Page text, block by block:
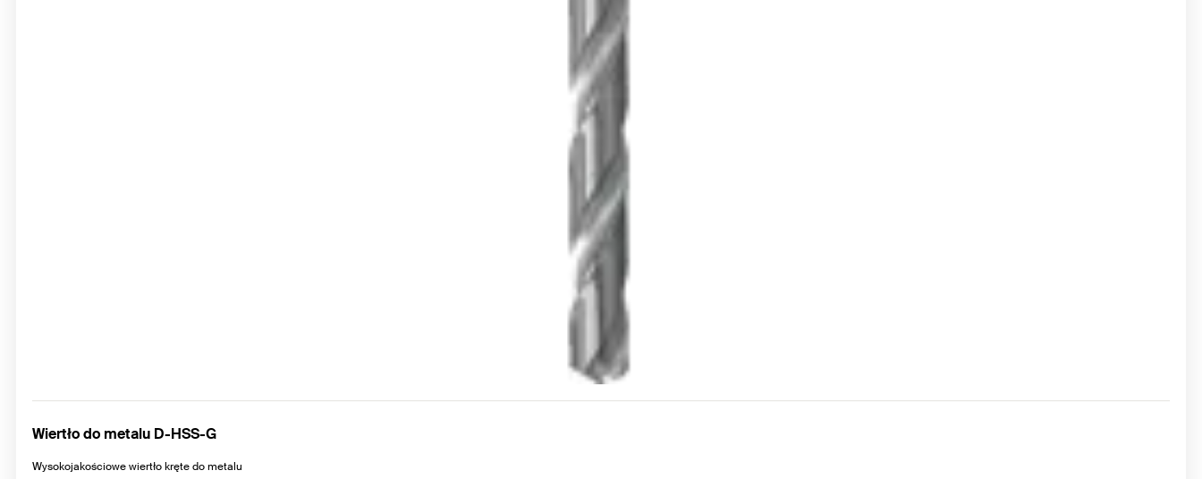
Wiertło do metalu D-HSS-G
Wysokojakościowe wiertło kręte do metalu